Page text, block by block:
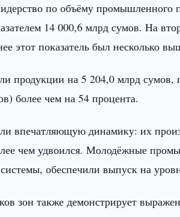
по объёму промышленного
14 000,6 млрд сумов. На
этот показатель был несколько
на 5 204,0 млрд сумов,
более чем на 54 процента.
впечатляющую динамику: их
чем удвоился. Молодёжные
обеспечили выпуск на
зон также демонстрирует